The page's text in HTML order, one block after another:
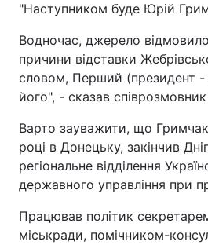
"Наступником буде Юрій
Водночас, джерело
причини відставки
словом, Перший (президент
його", - сказав
Варто зауважити, що
році в Донецьку, закінчив
регіональне відділення
державного управління при
Працював політик
міськради, помічником-